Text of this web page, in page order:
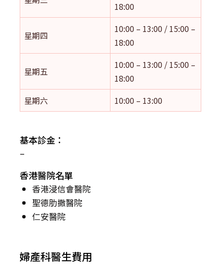
18:00
星期四
10:00 – 13:00 / 15:00 –
18:00
星期五
10:00 – 13:00 / 15:00 –
18:00
星期六
10:00 – 13:00
基本診金：
–
香港醫院名單
香港浸信會醫院
聖德肋撒醫院
仁安醫院
婦產科醫生費用